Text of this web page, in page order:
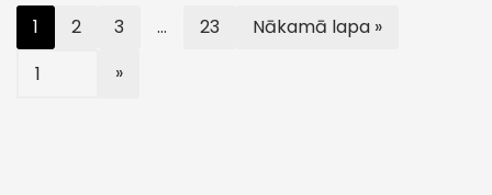
1 2 3 … 23 Nākamā lapa »